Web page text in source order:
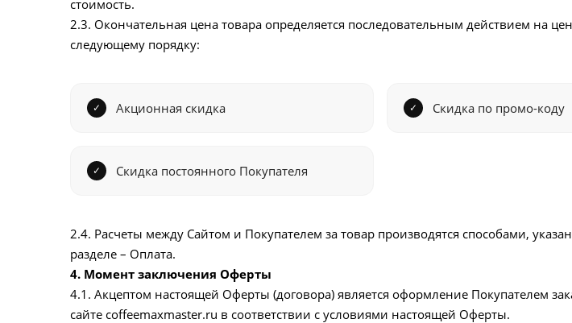
стоимость.
2.3. Окончательная цена товара определяется последовательным действием на
следующему порядку:
Акционная скидка Скидка по промо-коду
Скидка постоянного Покупателя
2.4. Расчеты между Сайтом и Покупателем за товар производятся способами,
разделе – Оплата.
4. Момент заключения Оферты
4.1. Акцептом настоящей Оферты (договора) является оформление Покупателем
сайте coffeemaxmaster.ru в соответствии с условиями настоящей Оферты.